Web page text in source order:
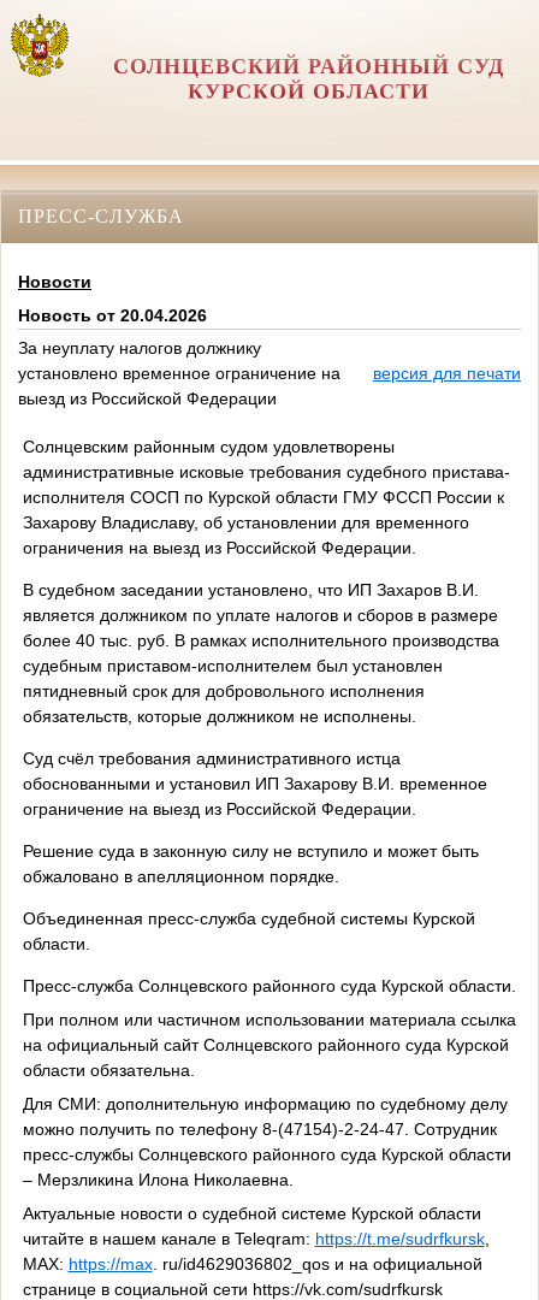
СОЛНЦЕВСКИЙ РАЙОННЫЙ СУД
КУРСКОЙ ОБЛАСТИ
ПРЕСС-СЛУЖБА
Новости
Новость от 20.04.2026
За неуплату налогов должнику
установлено временное ограничение на
выезд из Российской Федерации
версия для печати
Солнцевским районным судом удовлетворены
административные исковые требования судебного пристава-
исполнителя СОСП по Курской области ГМУ ФССП России к
Захарову Владиславу, об установлении для временного
ограничения на выезд из Российской Федерации.
В судебном заседании установлено, что ИП Захаров В.И.
является должником по уплате налогов и сборов в размере
более 40 тыс. руб. В рамках исполнительного производства
судебным приставом-исполнителем был установлен
пятидневный срок для добровольного исполнения
обязательств, которые должником не исполнены.
Суд счёл требования административного истца
обоснованными и установил ИП Захарову В.И. временное
ограничение на выезд из Российской Федерации.
Решение суда в законную силу не вступило и может быть
обжаловано в апелляционном порядке.
Объединенная пресс-служба судебной системы Курской
области.
Пресс-служба Солнцевского районного суда Курской области.
При полном или частичном использовании материала ссылка
на официальный сайт Солнцевского районного суда Курской
области обязательна.
Для СМИ: дополнительную информацию по судебному делу
можно получить по телефону 8-(47154)-2-24-47. Сотрудник
пресс-службы Солнцевского районного суда Курской области
– Мерзликина Илона Николаевна.
Актуальные новости о судебной системе Курской области
читайте в нашем канале в Teleqram: https://t. me/sudrfkursk,
МАХ: https://max. ru/id4629036802_ qos и на официальной
странице в социальной сети https://vk. com/sudrfkursk